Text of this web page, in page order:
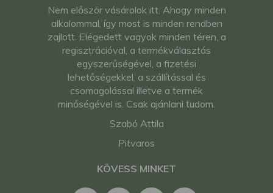
Nem először vásárolok itt. Ahogy minden
alkalommal, így most is minden rendben
zajlott. Elégedett vagyok minden téren, a
regisztrációval, a termékválasztás
egyszerűségével, a fizetési
lehetőségekkel, a szállítással és
csomagolással illetve a termék
minőségével is. Csak ajánlani tudom.
Szabó Attila
Pitvaros
KÖVESS MINKET